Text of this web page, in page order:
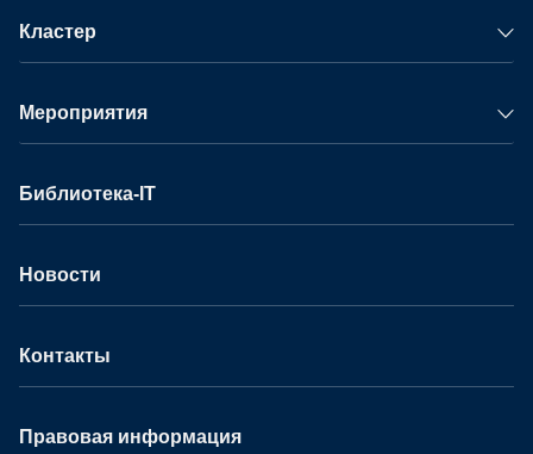
Кластер
Мероприятия
Библиотека-IT
Новости
Контакты
Правовая информация